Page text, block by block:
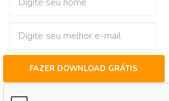
FAZER DOWNLOAD GRÁTIS